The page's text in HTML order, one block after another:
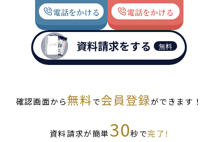
電話をかける 電話をかける
資料請求をする 無料
確認画面から無料で会員登録ができます！
資料請求が簡単30秒で完了!